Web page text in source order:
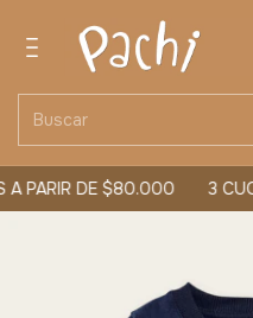
PARIR DE $80.000 3